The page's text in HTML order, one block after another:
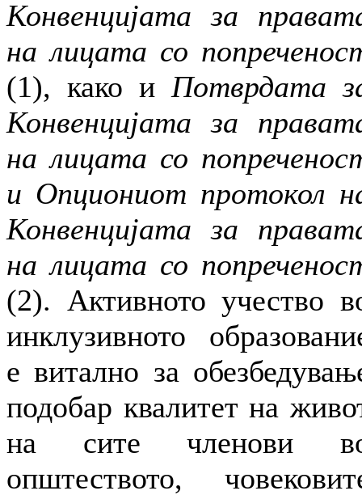
Конвенцијата за
на лицата со
(1), како и Потврдата
Конвенцијата за
на лицата со
и Опциониот протокол
Конвенцијата за
на лицата со
(2). Активното учество
инклузивното
е витално за
подобар квалитет на
на сите членови
општеството,